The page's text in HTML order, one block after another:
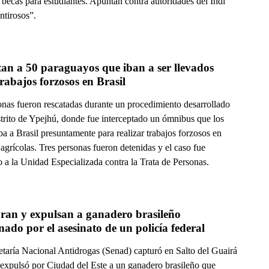
a 50 paraguayos que iban a ser llevados
forzosos en Brasil
fueron rescatadas durante un procedimiento desarrollado
de Ypejhú, donde fue interceptado un ómnibus que los
a Brasil presuntamente para realizar trabajos forzosos en
Tres personas fueron detenidas y el caso fue
a la Unidad Especializada contra la Trata de Personas.
y expulsan a ganadero brasileño
por el asesinato de un policía federal
Nacional Antidrogas (Senad) capturó en Salto del Guairá
por Ciudad del Este a un ganadero brasileño que